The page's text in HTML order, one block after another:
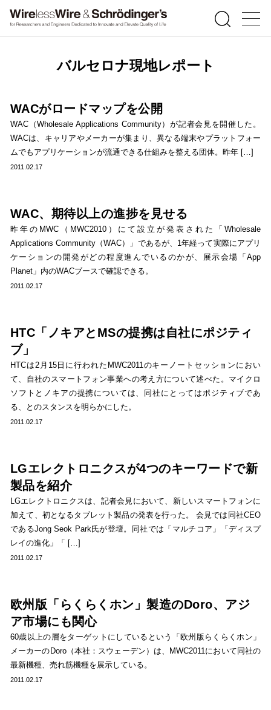
バルセロナ現地レポート
WACがロードマップを公開
WAC（Wholesale Applications Community）が記者会見を開催した。
WACは、キャリアやメーカーが集まり、異なる端末やプラットフォー
ムでもアプリケーションが流通できる仕組みを整える団体。昨年 […]
2011.02.17
WAC、期待以上の進捗を見せる
昨年のMWC（MWC2010）にて設立が発表された「Wholesale
Applications Community（WAC）」であるが、1年経って実際にアプリ
ケーションの開発がどの程度進んでいるのかが、展示会場「App
Planet」内のWACブースで確認できる。
2011.02.17
HTC「ノキアとMSの提携は自社にポジティ
ブ」
HTCは2月15日に行われたMWC2011のキーノートセッションにおい
て、自社のスマートフォン事業への考え方について述べた。マイクロ
ソフトとノキアの提携については、同社にとってはポジティブであ
る、とのスタンスを明らかにした。
2011.02.17
LGエレクトロニクスが4つのキーワードで新
製品を紹介
LGエレクトロニクスは、記者会見において、新しいスマートフォンに
加えて、初となるタブレット製品の発表を行った。 会見では同社CEO
であるJong Seok Park氏が登壇。同社では「マルチコア」「ディスプ
レイの進化」「 […]
2011.02.17
欧州版「らくらくホン」製造のDoro、アジ
ア市場にも関心
60歳以上の層をターゲットにしているという「欧州版らくらくホン」
メーカーのDoro（本社：スウェーデン）は、MWC2011において同社の
最新機種、売れ筋機種を展示している。
2011.02.17